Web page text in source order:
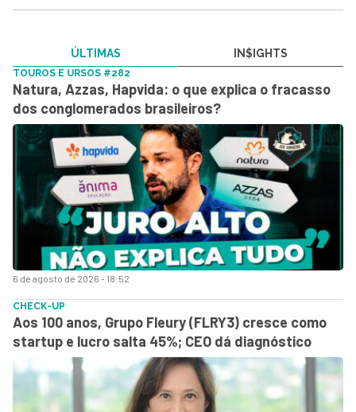
ÚLTIMAS IN$IGHTS
6 de agosto de 2026 - 18:52
TOUROS E URSOS #282
Natura, Azzas, Hapvida: o que explica o fracasso
dos conglomerados brasileiros?
CHECK-UP
Aos 100 anos, Grupo Fleury (FLRY3) cresce como
startup e lucro salta 45%; CEO dá diagnóstico